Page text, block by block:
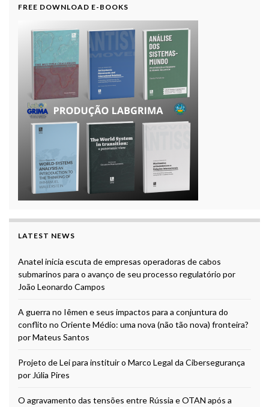
FREE DOWNLOAD E-BOOKS
LATEST NEWS
Anatel inicia escuta de empresas operadoras de cabos
submarinos para o avanço de seu processo regulatório por
João Leonardo Campos
A guerra no Iêmen e seus impactos para a conjuntura do
conflito no Oriente Médio: uma nova (não tão nova) fronteira?
por Mateus Santos
Projeto de Lei para instituir o Marco Legal da Cibersegurança
por Júlia Pires
O agravamento das tensões entre Rússia e OTAN após a